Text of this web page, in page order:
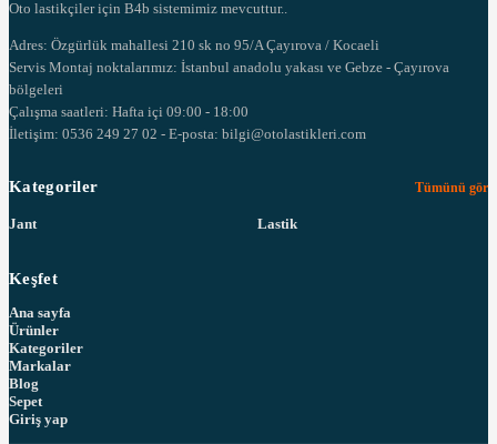
Oto lastikçiler için B4b sistemimiz mevcuttur..
Adres: Özgürlük mahallesi 210 sk no 95/A Çayırova / Kocaeli
Servis Montaj noktalarımız: İstanbul anadolu yakası ve Gebze - Çayırova
bölgeleri
Çalışma saatleri: Hafta içi 09:00 - 18:00
İletişim: 0536 249 27 02 - E-posta: bilgi@otolastikleri.com
Kategoriler Tümünü gör
Jant Lastik
Keşfet
Ana sayfa
Ürünler
Kategoriler
Markalar
Blog
Sepet
Giriş yap